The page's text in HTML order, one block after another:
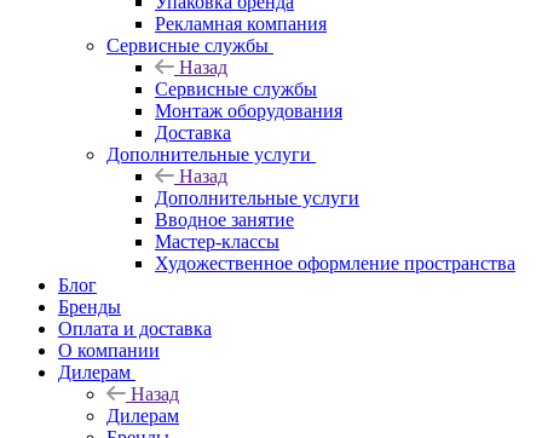
Рекламная компания
Сервисные службы
Назад
Сервисные службы
Монтаж оборудования
Доставка
Дополнительные услуги
Назад
Дополнительные услуги
Вводное занятие
Мастер-классы
Художественное оформление пространства
Блог
Бренды
Оплата и доставка
О компании
Дилерам
Назад
Дилерам